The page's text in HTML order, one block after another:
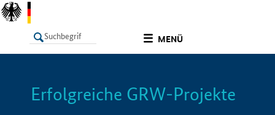
MENÜ
LISTE Info
Erfolgreiche GRW-Projekte